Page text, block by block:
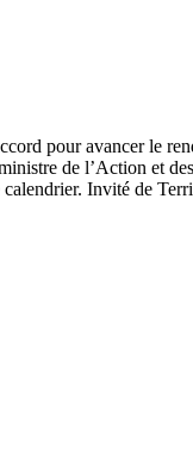
de l’Action et
Invité de